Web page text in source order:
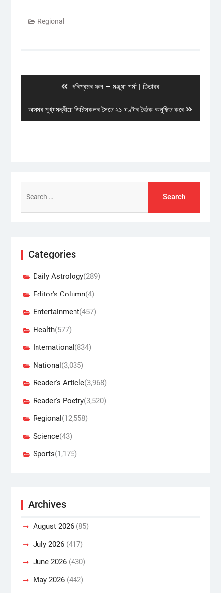
Regional
Previous
পৰিশ্ৰমৰ ফল — মঞ্জুষা শৰ্মা | তিতাবৰ
Next
post:
অসমৰ মুখ্যমন্ত্ৰীয়ে ডিচিসকলৰ সৈতে ২১ ঘণ্টাৰ বৈঠক অনুষ্ঠিত কৰে
for:
Categories
Daily Astrology(289)
Editor's Column(4)
Entertainment(457)
Health(577)
International (834)
National (3,035)
Reader's Article(3,968)
Reader's Poetry(3,520)
Regional (12,558)
Science(43)
Sports(1,175)
Archives
August 2026(85)
July 2026(417)
June 2026(430)
May 2026(442)